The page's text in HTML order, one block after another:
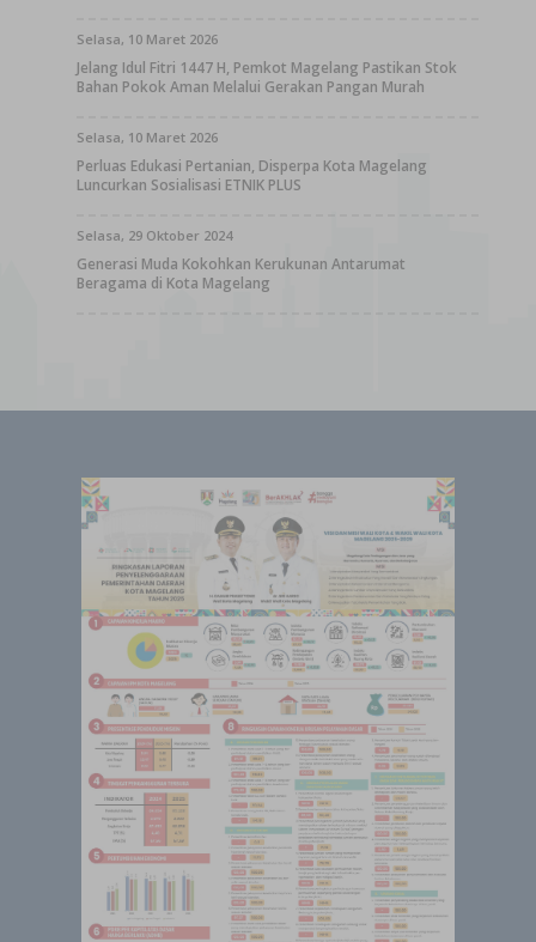
Selasa, 10 Maret 2026
Jelang Idul Fitri 1447 H, Pemkot Magelang Pastikan Stok
Bahan Pokok Aman Melalui Gerakan Pangan Murah
Selasa, 10 Maret 2026
Perluas Edukasi Pertanian, Disperpa Kota Magelang
Luncurkan Sosialisasi ETNIK PLUS
Selasa, 29 Oktober 2024
Generasi Muda Kokohkan Kerukunan Antarumat
Beragama di Kota Magelang